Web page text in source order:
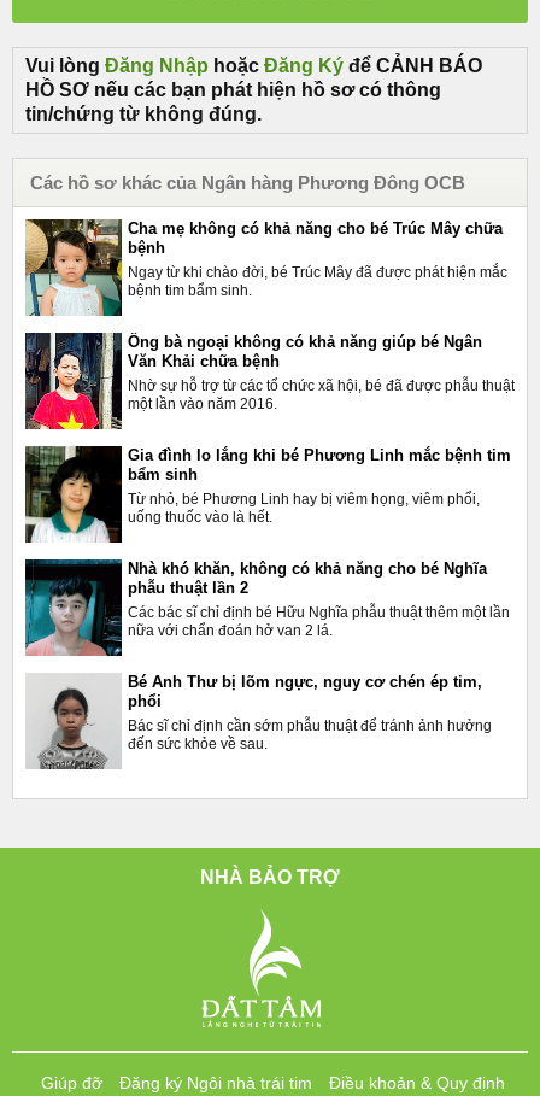
Vui lòng Đăng Nhập hoặc Đăng Ký để CẢNH BÁO
HỒ SƠ nếu các bạn phát hiện hồ sơ có thông
tin/chứng từ không đúng.
Các hồ sơ khác của Ngân hàng Phương Đông OCB
Cha mẹ không có khả năng cho bé Trúc Mây chữa
bệnh
Ngay từ khi chào đời, bé Trúc Mây đã được phát hiện mắc
bệnh tim bẩm sinh.
Ông bà ngoại không có khả năng giúp bé Ngân
Văn Khải chữa bệnh
Nhờ sự hỗ trợ từ các tổ chức xã hội, bé đã được phẫu thuật
một lần vào năm 2016.
Gia đình lo lắng khi bé Phương Linh mắc bệnh tim
bẩm sinh
Từ nhỏ, bé Phương Linh hay bị viêm họng, viêm phổi,
uống thuốc vào là hết.
Nhà khó khăn, không có khả năng cho bé Nghĩa
phẫu thuật lần 2
Các bác sĩ chỉ định bé Hữu Nghĩa phẫu thuật thêm một lần
nữa với chẩn đoán hở van 2 lá.
Bé Anh Thư bị lõm ngực, nguy cơ chén ép tim,
phổi
Bác sĩ chỉ định cần sớm phẫu thuật để tránh ảnh hưởng
đến sức khỏe về sau.
NHÀ BẢO TRỢ
Giúp đỡ Đăng ký Ngôi nhà trái tim Điều khoản & Quy định